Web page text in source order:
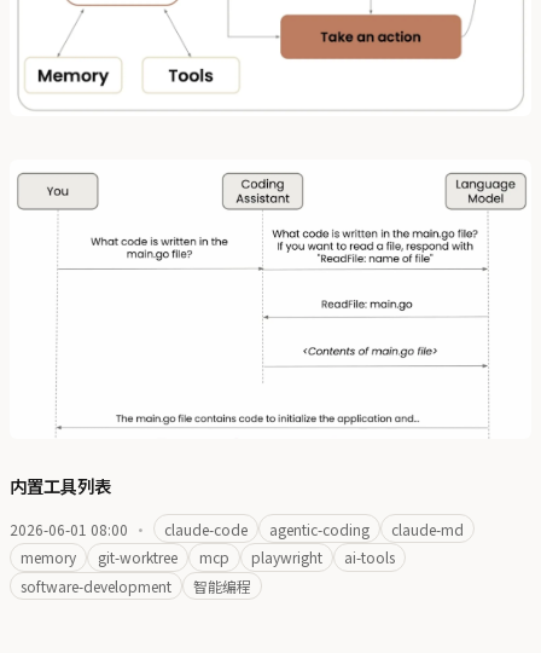
内置工具列表
2026-06-01 08:00 · claude-code agentic-coding
claude-md
memory
git-worktree mcp playwright
ai-tools
software-development
智能编程